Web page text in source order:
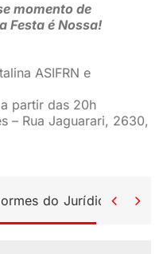
momento de
Festa é Nossa!
ASIFRN e
partir das 20h
– Rua Jaguarari, 2630,
do Jurídico 